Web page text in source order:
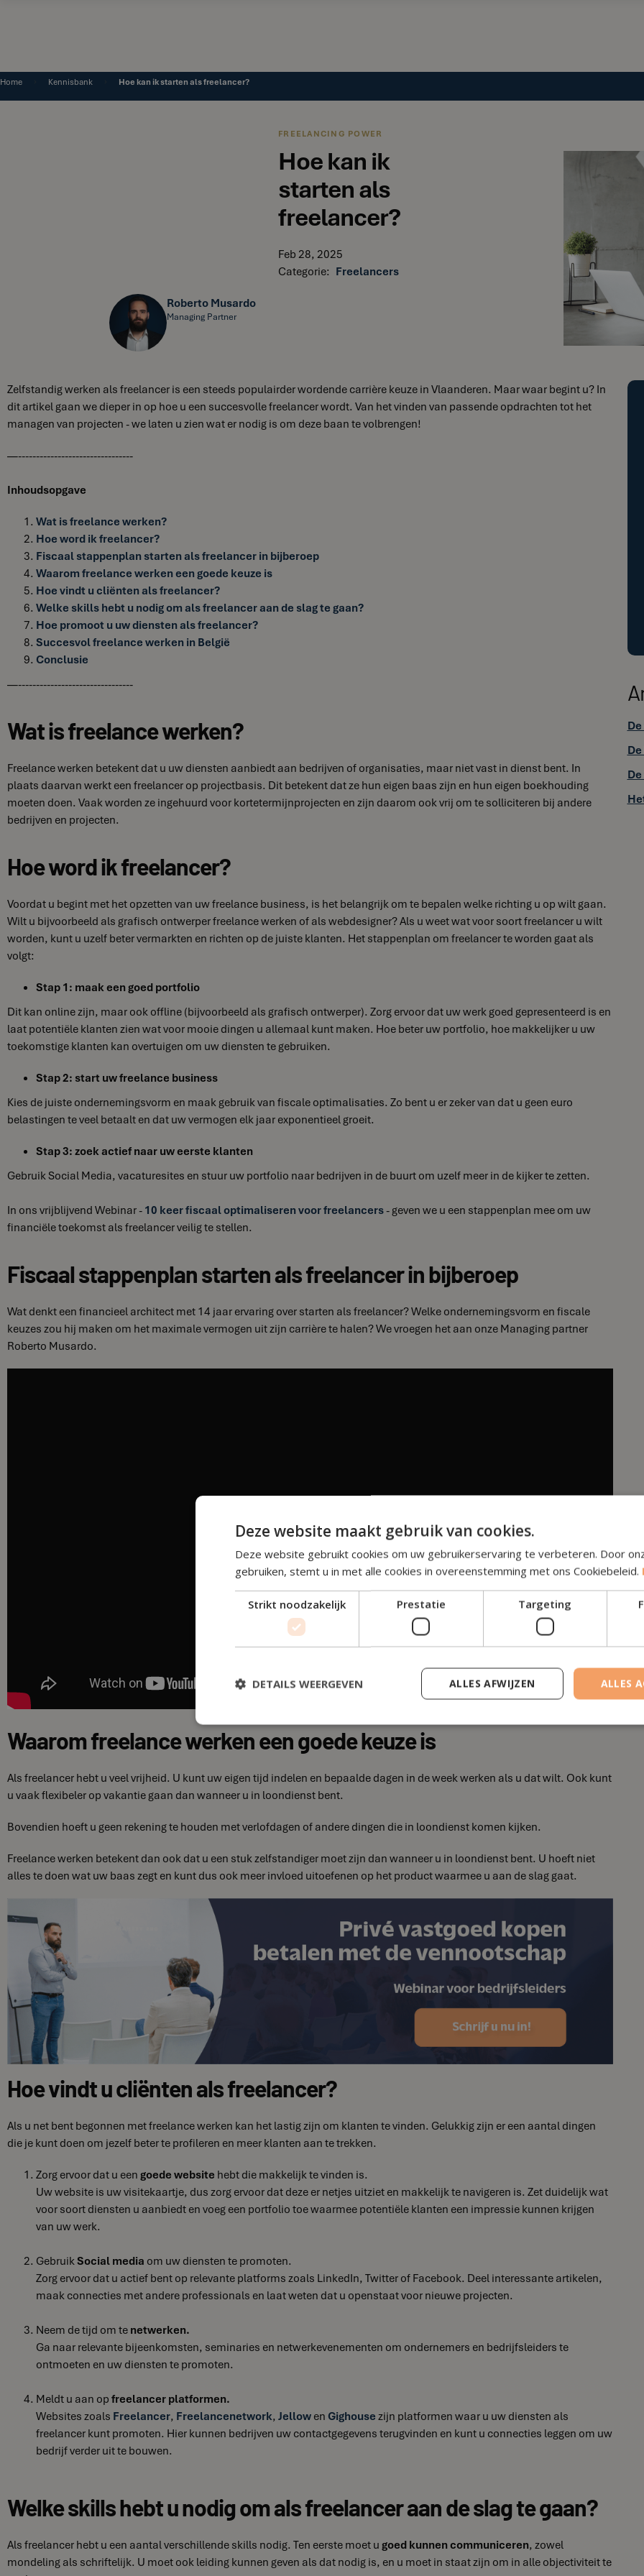
Home Kennisbank Hoe kan ik starten als freelancer?
FREELANCING POWER
Hoe kan ik
starten als
freelancer?
Feb 28, 2025
Categorie: Freelancers
Roberto Musardo
Managing Partner
Zelfstandig werken als freelancer is een steeds populairder wordende carrière keuze in Vlaanderen. Maar waar begint u? In
dit artikel gaan we dieper in op hoe u een succesvolle freelancer wordt. Van het vinden van passende opdrachten tot het
managen van projecten - we laten u zien wat er nodig is om deze baan te volbrengen!
—--------------------------------
Inhoudsopgave
Wat is freelance werken?
Hoe word ik freelancer?
Fiscaal stappenplan starten als freelancer in bijberoep
Waarom freelance werken een goede keuze is
Hoe vindt u cliënten als freelancer?
Welke skills hebt u nodig om als freelancer aan de slag te gaan?
Hoe promoot u uw diensten als freelancer?
Succesvol freelance werken in België
Conclusie
—--------------------------------
Wat is freelance werken?
Freelance werken betekent dat u uw diensten aanbiedt aan bedrijven of organisaties, maar niet vast in dienst bent. In
plaats daarvan werkt een freelancer op projectbasis. Dit betekent dat ze hun eigen baas zijn en hun eigen boekhouding
moeten doen. Vaak worden ze ingehuurd voor kortetermijnprojecten en zijn daarom ook vrij om te solliciteren bij andere
bedrijven en projecten.
Hoe word ik freelancer?
Voordat u begint met het opzetten van uw freelance business, is het belangrijk om te bepalen welke richting u op wilt gaan.
Wilt u bijvoorbeeld als grafisch ontwerper freelance werken of als webdesigner? Als u weet wat voor soort freelancer u wilt
worden, kunt u uzelf beter vermarkten en richten op de juiste klanten. Het stappenplan om freelancer te worden gaat als
volgt:
Stap 1: maak een goed portfolio
Dit kan online zijn, maar ook offline (bijvoorbeeld als grafisch ontwerper). Zorg ervoor dat uw werk goed gepresenteerd is en
laat potentiële klanten zien wat voor mooie dingen u allemaal kunt maken. Hoe beter uw portfolio, hoe makkelijker u uw
toekomstige klanten kan overtuigen om uw diensten te gebruiken.
Stap 2: start uw freelance business
Kies de juiste ondernemingsvorm en maak gebruik van fiscale optimalisaties. Zo bent u er zeker van dat u geen euro
belastingen te veel betaalt en dat uw vermogen elk jaar exponentieel groeit.
Stap 3: zoek actief naar uw eerste klanten
Gebruik Social Media, vacaturesites en stuur uw portfolio naar bedrijven in de buurt om uzelf meer in de kijker te zetten.
In ons vrijblijvend Webinar - 10 keer fiscaal optimaliseren voor freelancers- geven we u een stappenplan mee om uw
financiële toekomst als freelancer veilig te stellen.
Fiscaal stappenplan starten als freelancer in bijberoep
Wat denkt een financieel architect met 14 jaar ervaring over starten als freelancer? Welke ondernemingsvorm en fiscale
keuzes zou hij maken om het maximale vermogen uit zijn carrière te halen? We vroegen het aan onze Managing partner
Roberto Musardo.
Waarom freelance werken een goede keuze is
Als freelancer hebt u veel vrijheid. U kunt uw eigen tijd indelen en bepaalde dagen in de week werken als u dat wilt. Ook kunt
u vaak flexibeler op vakantie gaan dan wanneer u in loondienst bent.
Bovendien hoeft u geen rekening te houden met verlofdagen of andere dingen die in loondienst komen kijken.
Freelance werken betekent dan ook dat u een stuk zelfstandiger moet zijn dan wanneer u in loondienst bent. U hoeft niet
alles te doen wat uw baas zegt en kunt dus ook meer invloed uitoefenen op het product waarmee u aan de slag gaat.
Hoe vindt u cliënten als freelancer?
Als u net bent begonnen met freelance werken kan het lastig zijn om klanten te vinden. Gelukkig zijn er een aantal dingen
die je kunt doen om jezelf beter te profileren en meer klanten aan te trekken.
Zorg ervoor dat u een goede website hebt die makkelijk te vinden is.
Uw website is uw visitekaartje, dus zorg ervoor dat deze er netjes uitziet en makkelijk te navigeren is. Zet duidelijk wat
voor soort diensten u aanbiedt en voeg een portfolio toe waarmee potentiële klanten een impressie kunnen krijgen
van uw werk.
Gebruik Social media om uw diensten te promoten.
Zorg ervoor dat u actief bent op relevante platforms zoals LinkedIn, Twitter of Facebook. Deel interessante artikelen,
maak connecties met andere professionals en laat weten dat u openstaat voor nieuwe projecten.
Neem de tijd om te netwerken.
Ga naar relevante bijeenkomsten, seminaries en netwerkevenementen om ondernemers en bedrijfsleiders te
ontmoeten en uw diensten te promoten.
Meldt u aan op freelancer platformen.
Websites zoals Freelancer, Freelancenetwork, Jellow en Gighouse zijn platformen waar u uw diensten als
freelancer kunt promoten. Hier kunnen bedrijven uw contactgegevens terugvinden en kunt u connecties leggen om uw
bedrijf verder uit te bouwen.
Welke skills hebt u nodig om als freelancer aan de slag te gaan?
Als freelancer hebt u een aantal verschillende skills nodig. Ten eerste moet u goed kunnen communiceren, zowel
mondeling als schriftelijk. U moet ook leiding kunnen geven als dat nodig is, en u moet in staat zijn om in alle objectiviteit te
Deze website maakt gebruik van cookies.
Deze website gebruikt cookies om uw gebruikerservaring te verbeteren. Door
gebruiken, stemt u in met alle cookies in overeenstemming met ons Cookiebeleid.
Strikt noodzakelijk Prestatie Targeting
ALLES
ALLES AFWIJZEN
DETAILS WEERGEVEN